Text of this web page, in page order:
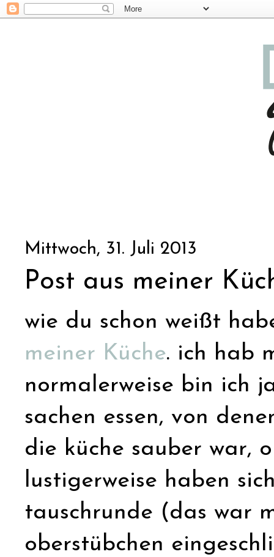
Mittwoch, 31. Juli 2013
Post aus meiner
wie du schon weißt
meiner Küche. ich hab
normalerweise bin ich
sachen essen, von
die küche sauber war,
lustigerweise haben
tauschrunde (das war
oberstübchen